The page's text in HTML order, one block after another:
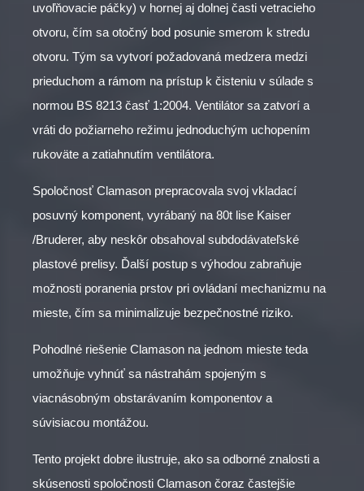
uvoľňovacie páčky) v hornej aj dolnej časti vetracieho
otvoru, čím sa otočný bod posunie smerom k stredu
otvoru. Tým sa vytvorí požadovaná medzera medzi
prieduchom a rámom na prístup k čisteniu v súlade s
normou BS 8213 časť 1:2004. Ventilátor sa zatvorí a
vráti do požiarneho režimu jednoduchým uchopením
rukoväte a zatiahnutím ventilátora.
Spoločnosť Clamason prepracovala svoj vkladací
posuvný komponent, vyrábaný na 80t lise Kaiser
/Bruderer, aby neskôr obsahoval subdodávateľské
plastové prelisy. Ďalší postup s výhodou zabraňuje
možnosti poranenia prstov pri ovládaní mechanizmu na
mieste, čím sa minimalizuje bezpečnostné riziko.
Pohodlné riešenie Clamason na jednom mieste teda
umožňuje vyhnúť sa nástrahám spojeným s
viacnásobným obstarávaním komponentov a
súvisiacou montážou.
Tento projekt dobre ilustruje, ako sa odborné znalosti a
skúsenosti spoločnosti Clamason čoraz častejšie